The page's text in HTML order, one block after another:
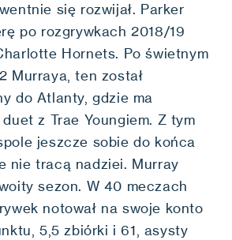
się rozwijał. Parker
po rozgrywkach 2018/19
Hornets. Po świetnym
Murraya, ten został
do Atlanty, gdzie ma
z Trae Youngiem. Z tym
jeszcze sobie do końca
nie tracą nadziei. Murray
sezon. W 40 meczach
notował na swoje konto
5,5 zbiórki i 61, asysty